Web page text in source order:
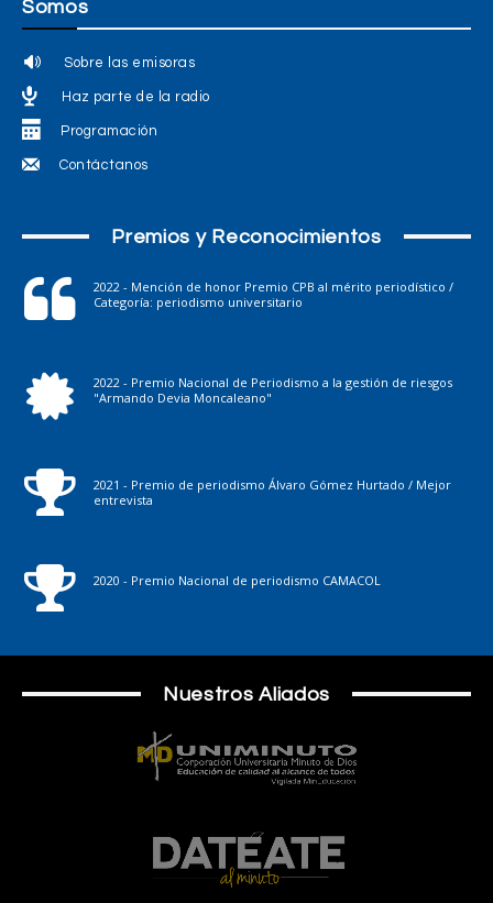
Somos
Sobre las emisoras
Haz parte de la radio
Programación
Contáctanos
Premios y Reconocimientos
2022 - Mención de honor Premio CPB al mérito periodístico /
Categoría: periodismo universitario
2022 - Premio Nacional de Periodismo a la gestión de riesgos
"Armando Devia Moncaleano"
2021 - Premio de periodismo Álvaro Gómez Hurtado / Mejor
entrevista
2020 - Premio Nacional de periodismo CAMACOL
Nuestros Aliados